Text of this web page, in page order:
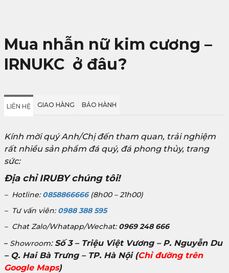
Mua nhẫn nữ kim cương –
IRNUKC ở đâu?
LIÊN HỆ GIAO HÀNG BẢO HÀNH
Kính mời quý Anh/Chị đến tham quan, trải nghiệm
rất nhiều sản phẩm đá quý, đá phong thủy, trang
sức:
Địa chỉ IRUBY chúng tôi!
– Hotline: 0858866666(8h00 – 21h00)
– Tư vấn viên: 0988 388 595
– Chat Zalo/Whatapp/Wechat: 0969 248 666
– Showroom: Số 3 – Triệu Việt Vương – P. Nguyễn Du
– Q. Hai Bà Trưng – TP. Hà Nội(Chỉ đường trên
Google Maps)